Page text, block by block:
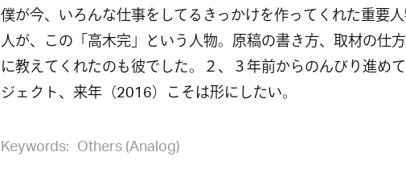
僕が今、いろんな仕事をしてるきっかけを作ってくれた重要
人が、この「高木完」という人物。原稿の書き方、取材の仕
に教えてくれたのも彼でした。２、３年前からのんびり進め
ジェクト、来年（2016）こそは形にしたい。
Keywords: Others (Analog)